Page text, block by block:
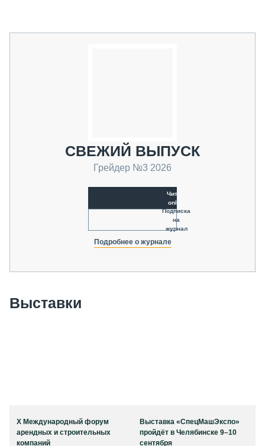
СВЕЖИЙ ВЫПУСК
Грейдер №3 2026
Читать
online
Подписка
на
журнал
Подробнее о журнале
Выставки
X Международный форум
арендных и строительных
компаний
Выставка «СпецМашЭкспо»
пройдёт в Челябинске 9–10
сентября